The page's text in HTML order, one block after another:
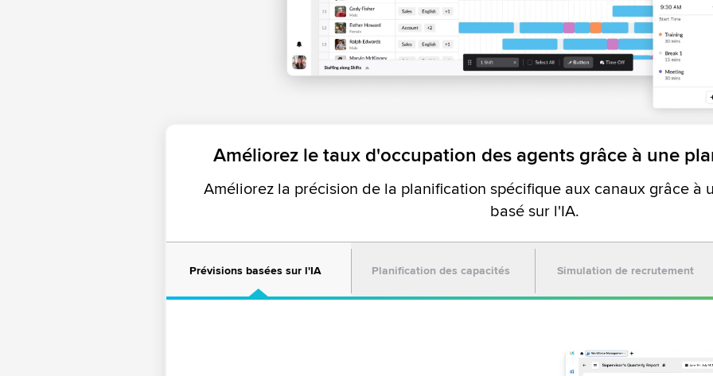
Améliorez le taux d'occupation des agents grâce à une
Améliorez la précision de la planification spécifique aux canaux grâce à
basé sur l'IA.
Prévisions basées sur l'IA Planification des capacités Simulation de recrutement